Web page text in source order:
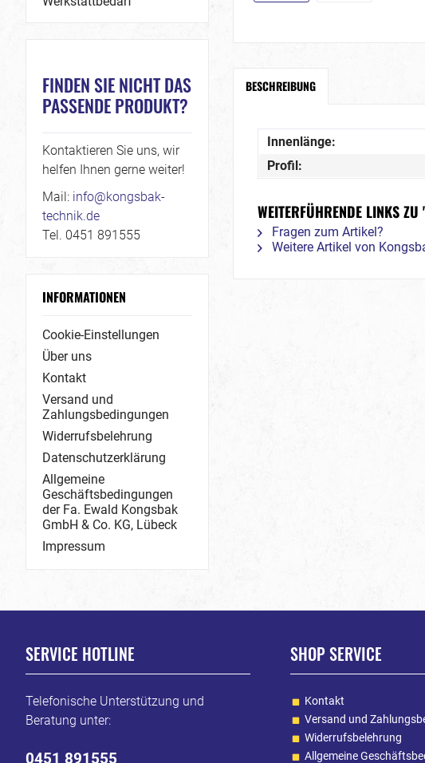
FINDEN SIE NICHT DAS
PASSENDE PRODUKT?
Kontaktieren Sie uns, wir
helfen Ihnen gerne weiter!
Mail: info@kongsbak-
technik.de
Tel. 0451 891555
INFORMATIONEN
Cookie-Einstellungen
Über uns
Kontakt
Versand und
Zahlungsbedingungen
Widerrufsbelehrung
Datenschutzerklärung
Allgemeine
Geschäftsbedingungen
der Fa. Ewald Kongsbak
GmbH & Co. KG, Lübeck
Impressum
BESCHREIBUNG
Innenlänge:
Profil:
WEITERFÜHRENDE LINKS
Fragen zum Artikel?
Weitere Artikel von
SERVICE HOTLINE
Telefonische Unterstützung und
Beratung unter:
0451 891555
SHOP SERVICE
Kontakt
Versand und
Widerrufsbelehrung
Allgemeine